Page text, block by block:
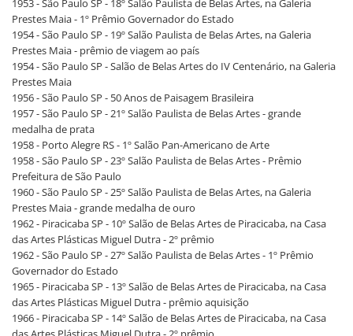
1953 - São Paulo SP - 18º Salão Paulista de Belas Artes, na Galeria
Prestes Maia - 1º Prêmio Governador do Estado
1954 - São Paulo SP - 19º Salão Paulista de Belas Artes, na Galeria
Prestes Maia - prêmio de viagem ao país
1954 - São Paulo SP - Salão de Belas Artes do IV Centenário, na Galeria
Prestes Maia
1956 - São Paulo SP - 50 Anos de Paisagem Brasileira
1957 - São Paulo SP - 21º Salão Paulista de Belas Artes - grande
medalha de prata
1958 - Porto Alegre RS - 1º Salão Pan-Americano de Arte
1958 - São Paulo SP - 23º Salão Paulista de Belas Artes - Prêmio
Prefeitura de São Paulo
1960 - São Paulo SP - 25º Salão Paulista de Belas Artes, na Galeria
Prestes Maia - grande medalha de ouro
1962 - Piracicaba SP - 10º Salão de Belas Artes de Piracicaba, na Casa
das Artes Plásticas Miguel Dutra - 2º prêmio
1962 - São Paulo SP - 27º Salão Paulista de Belas Artes - 1º Prêmio
Governador do Estado
1965 - Piracicaba SP - 13º Salão de Belas Artes de Piracicaba, na Casa
das Artes Plásticas Miguel Dutra - prêmio aquisição
1966 - Piracicaba SP - 14º Salão de Belas Artes de Piracicaba, na Casa